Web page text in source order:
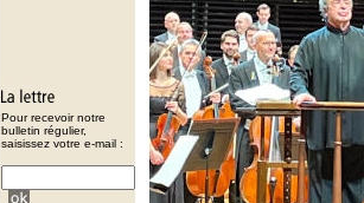
Pour recevoir notre
bulletin régulier,
saisissez votre e-mail :